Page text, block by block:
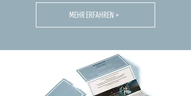
MEHR ERFAHREN >